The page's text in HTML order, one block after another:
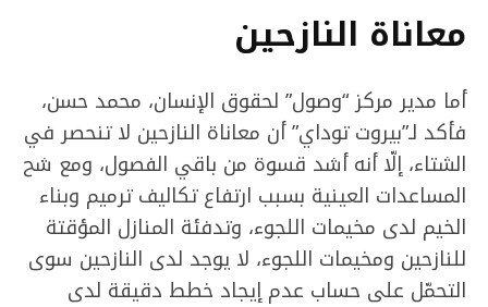
معاناة النازحين
أما مدير مركز “وصول” لحقوق الإنسان، محمد حسن،
فأكد لـ”بيروت توداي” أن معاناة النازحين لا تنحصر في
الشتاء، إلّا أنه أشد قسوة من باقي الفصول، ومع شح
المساعدات العينية بسبب ارتفاع تكاليف ترميم وبناء
الخيم لدى مخيمات اللجوء، وتدفئة المنازل المؤقتة
للنازحين ومخيمات اللجوء، لا يوجد لدى النازحين سوى
التحمّل على حساب عدم إيجاد خطط دقيقة لدى